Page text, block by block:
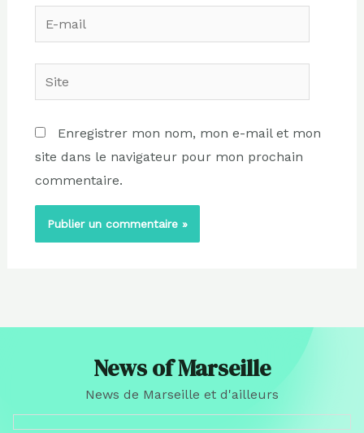
mail
Site
Enregistrer mon nom, mon e-mail et mon
site dans le navigateur pour mon prochain
commentaire.
News of Marseille
News de Marseille et d'ailleurs